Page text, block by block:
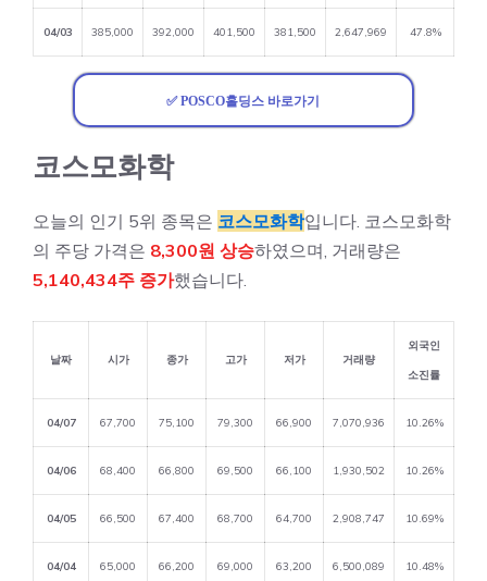
04/03 385,000 392,000 401,500 381,500 2,647,969 47.8%
✅ POSCO홀딩스 바로가기
코스모화학
오늘의 인기 5위 종목은 코스모화학입니다. 코스모화학
의 주당 가격은 8,300원 상승하였으며, 거래량은
5,140,434주 증가했습니다.
날짜 시가 종가 고가 저가 거래량
외국인
소진률
04/07 67,700 75,100 79,300 66,900 7,070,936 10.26%
04/06 68,400 66,800 69,500 66,100 1,930,502 10.26%
04/05 66,500 67,400 68,700 64,700 2,908,747 10.69%
04/04 65,000 66,200 69,000 63,200 6,500,089 10.48%